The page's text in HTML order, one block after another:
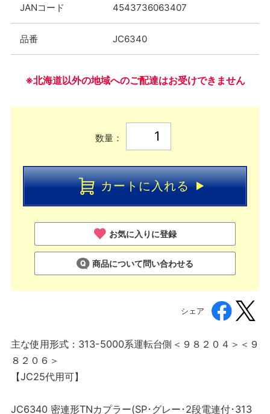
JANコード 4543736063407
品番 JC6340
※北海道以外の地域へのご配達はお受けできません
数量：
カートに入れる
お気に入りに登録
商品について問い合わせる
シェア
主な使用形式：313-5000系運転台側＜９８２０４＞＜９
８２０６＞
【JC25代用可】
JC6340 密連形TNカプラー(SP･グレー･2段電連付･313